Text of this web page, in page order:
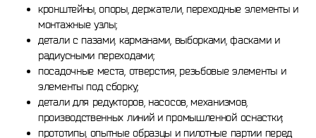
кронштейны, опоры, держатели, переходные элементы и
монтажные узлы;
детали с пазами, карманами, выборками, фасками и
радиусными переходами;
посадочные места, отверстия, резьбовые элементы и
элементы под сборку;
детали для редукторов, насосов, механизмов,
производственных линий и промышленной оснастки;
прототипы, опытные образцы и пилотные партии перед